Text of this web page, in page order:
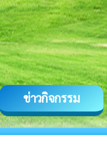
ข่าวกิจกรรม